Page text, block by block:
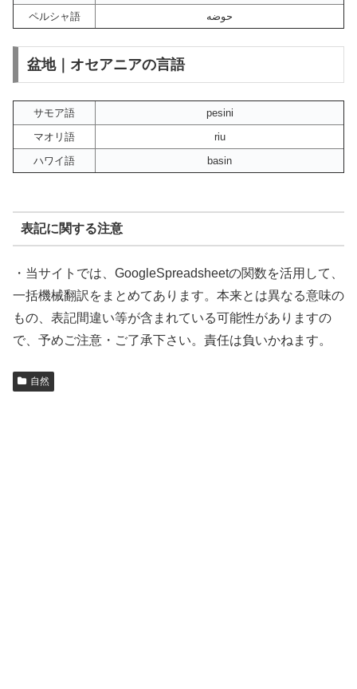
ペルシャ語
حوضه
盆地｜オセアニアの言語
サモア語
pesini
マオリ語
riu
ハワイ語
basin
表記に関する注意
・当サイトでは、GoogleSpreadsheetの関数を活用して、
一括機械翻訳をまとめてあります。本来とは異なる意味の
もの、表記間違い等が含まれている可能性がありますの
で、予めご注意・ご了承下さい。責任は負いかねます。
自然